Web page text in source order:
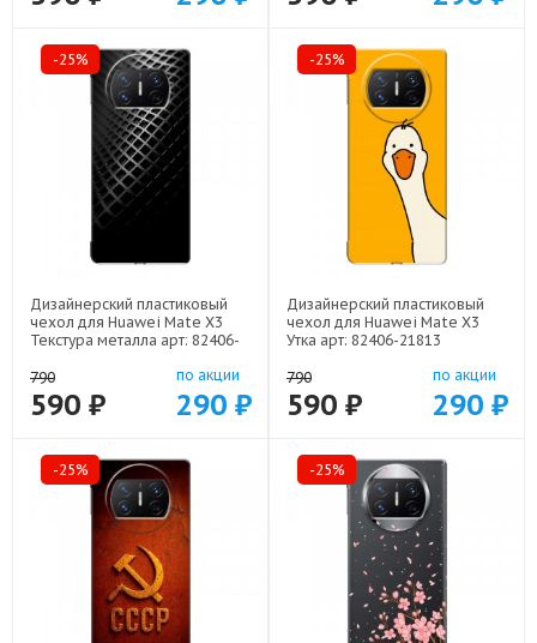
-25%
Дизайнерский пластиковый
чехол для Huawei Mate X3
Текстура металла арт: 82406-
790
590 ₽
по акции
290 ₽
-25%
Дизайнерский пластиковый
чехол для Huawei Mate X3
Утка арт: 82406-21813
790
590 ₽
по акции
290 ₽
-25% -25%